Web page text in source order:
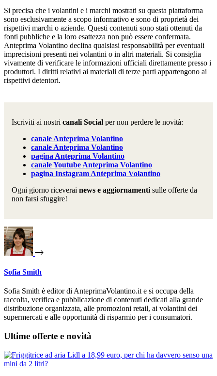
Si precisa che i volantini e i marchi mostrati su questa piattaforma
sono esclusivamente a scopo informativo e sono di proprietà dei
rispettivi marchi o aziende. Questi contenuti sono stati ottenuti da
fonti pubbliche e la loro esattezza non può essere confermata.
Anteprima Volantino declina qualsiasi responsabilità per eventuali
imprecisioni presenti nei volantini o in altri materiali. Si consiglia
vivamente di verificare le informazioni ufficiali direttamente presso i
produttori. I diritti relativi ai materiali di terze parti appartengono ai
rispettivi detentori.
Iscriviti ai nostri canali Social per non perdere le novità:
canale Anteprima Volantino
canale Anteprima Volantino
pagina Anteprima Volantino
canale Youtube Anteprima Volantino
pagina Instagram Anteprima Volantino
Ogni giorno riceverai news e aggiornamenti sulle offerte da
non farsi sfuggire!
Sofia Smith
Sofia Smith è editor di AnteprimaVolantino.it e si occupa della
raccolta, verifica e pubblicazione di contenuti dedicati alla grande
distribuzione organizzata, alle promozioni retail, ai volantini dei
supermercati e alle opportunità di risparmio per i consumatori.
Ultime offerte e novità